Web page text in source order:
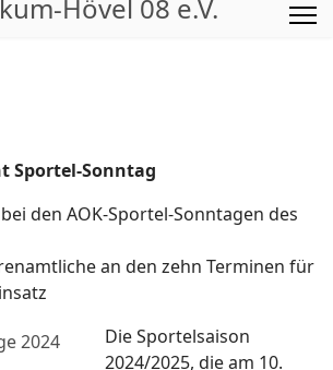
Sportel-Sonntag
den AOK-Sportel-Sonntagen des
an den zehn Terminen für
Die Sportelsaison
2024/2025, die am 10.